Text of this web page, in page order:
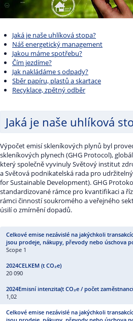
Jaká je naše uhlíková stopa?
Náš energetický management
Jakou máme spotřebu?
Čím jezdíme?
Jak nakládáme s odpady?
Sběr papíru, plastů a skartace
Recyklace, zpětný odběr
Jaká je naše uhlíková
Výpočet emisí skleníkových plynů byl
skleníkových plynech (GHG Protocol),
který společně vyvinuly Světový institut
a Světová podnikatelská rada pro
for Sustainable Development). GHG
standardizované rámce pro kvantifikaci a
rámci činností soukromého a veřejného
úsilí o zmírnění dopadů.
Scope 1
20 090
1,02